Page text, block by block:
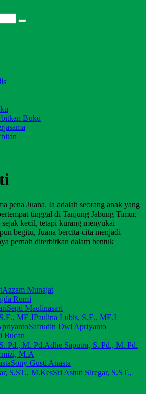
Buku
pena Juana. Ia adalah seorang anak yang
tinggal di Tanjung Jabung Timur.
kecil, tetapi kurang menyukai
begitu, Juana bercita-cita menjadi
pernah diterbitkan dalam bentuk
Azzam Munajat
Rumi
Septi Maulinasari
Paulina Lubis, S.E., ME.I
Safrudin Dwi Apriyanto
Bucan
Adhe Saputra, S. Pd., M. Pd.
M.A
Sony Gusti Anasta
Sri Astuti Siregar, S.ST.,